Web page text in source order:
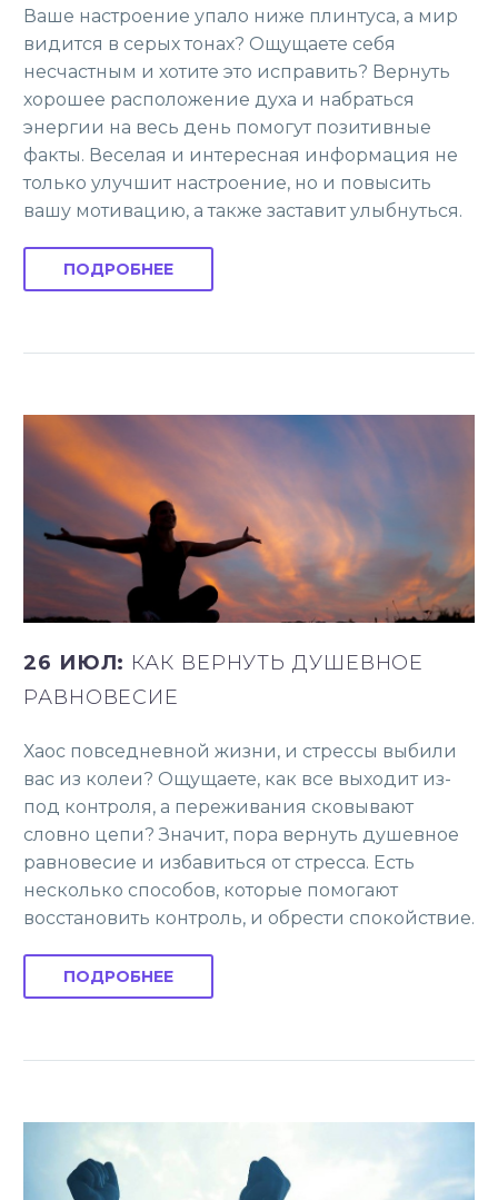
Ваше настроение упало ниже плинтуса, а мир
видится в серых тонах? Ощущаете себя
несчастным и хотите это исправить? Вернуть
хорошее расположение духа и набраться
энергии на весь день помогут позитивные
факты. Веселая и интересная информация не
только улучшит настроение, но и повысить
вашу мотивацию, а также заставит улыбнуться.
ПОДРОБНЕЕ
26 ИЮЛ: КАК ВЕРНУТЬ ДУШЕВНОЕ
РАВНОВЕСИЕ
Хаос повседневной жизни, и стрессы выбили
вас из колеи? Ощущаете, как все выходит из-
под контроля, а переживания сковывают
словно цепи? Значит, пора вернуть душевное
равновесие и избавиться от стресса. Есть
несколько способов, которые помогают
восстановить контроль, и обрести спокойствие.
ПОДРОБНЕЕ